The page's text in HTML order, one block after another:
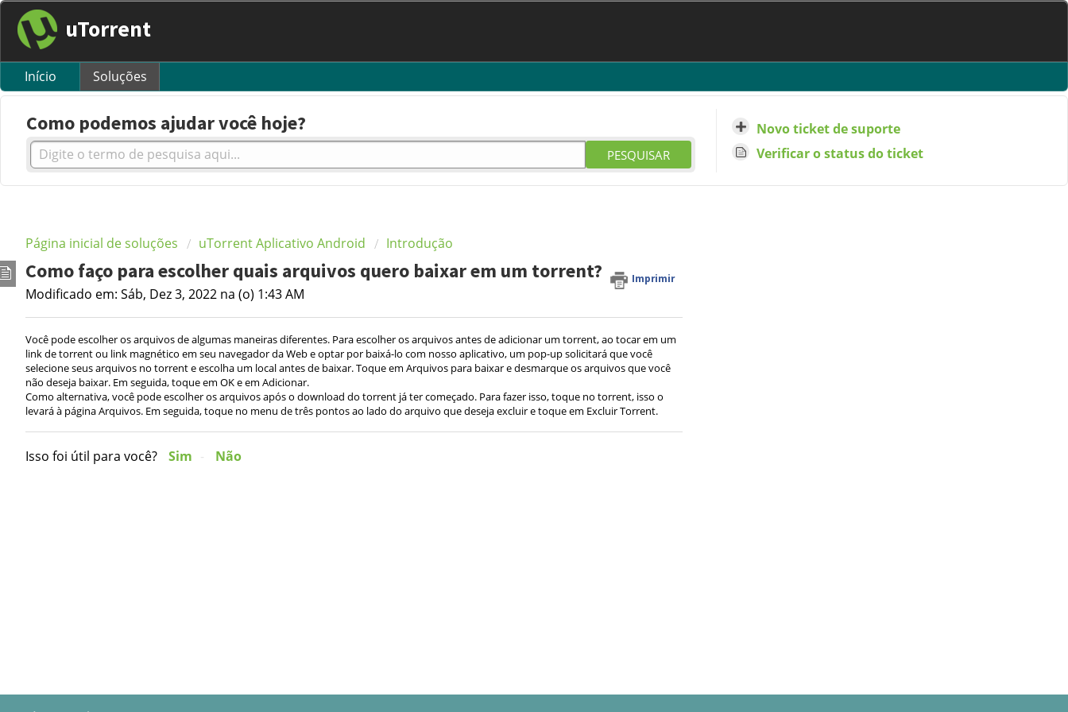
uTorrent
Início Soluções
Como podemos ajudar você hoje?
PESQUISAR
Novo ticket de suporte
Verificar o status do ticket
Página inicial de soluções uTorrent Aplicativo Android Introdução
Como faço para escolher quais arquivos quero baixar em um torrent? Imprimir
Modificado em: Sáb, Dez 3, 2022 na (o) 1:43 AM
Você pode escolher os arquivos de algumas maneiras diferentes. Para escolher os arquivos antes de adicionar um torrent, ao tocar em um
link de torrent ou link magnético em seu navegador da Web e optar por baixá-lo com nosso aplicativo, um pop-up solicitará que você
selecione seus arquivos no torrent e escolha um local antes de baixar. Toque em Arquivos para baixar e desmarque os arquivos que você
não deseja baixar. Em seguida, toque em OK e em Adicionar.
Como alternativa, você pode escolher os arquivos após o download do torrent já ter começado. Para fazer isso, toque no torrent, isso o
levará à página Arquivos. Em seguida, toque no menu de três pontos ao lado do arquivo que deseja excluir e toque em Excluir Torrent.
Isso foi útil para você? Sim Não